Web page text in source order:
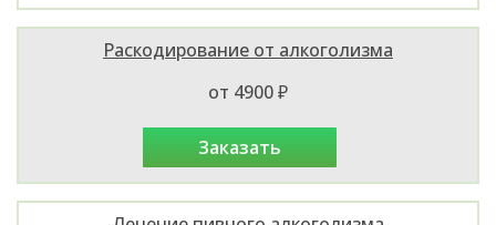
Раскодирование от алкоголизма
от 4900 ₽
заказать